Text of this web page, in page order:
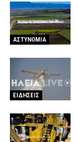
ΑΣΤΥΝΟΜΙΑ
ΕΙΔΗΣΕΙΣ